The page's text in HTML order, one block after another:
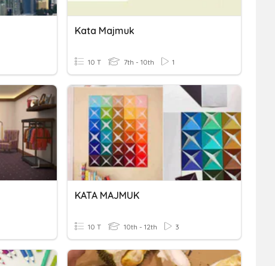
Kata Majmuk
10 T 7th - 10th 1
KATA MAJMUK
10 T 10th - 12th 3